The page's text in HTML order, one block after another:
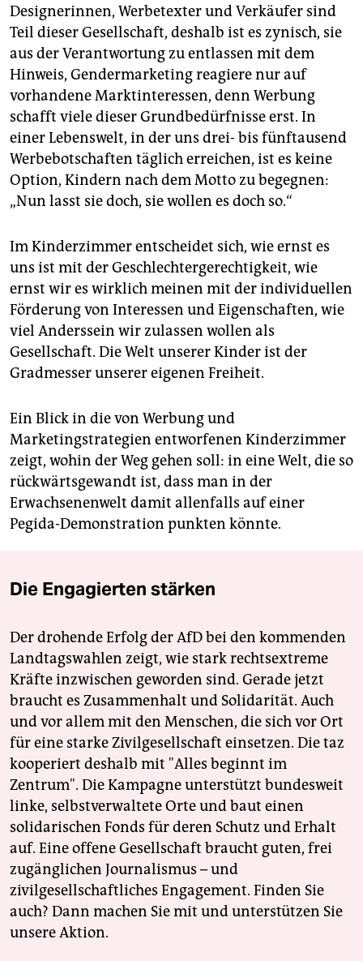
Designerinnen, Werbetexter und Verkäufer sind
Teil dieser Gesellschaft, deshalb ist es zynisch, sie
aus der Verantwortung zu entlassen mit dem
Hinweis, Gendermarketing reagiere nur auf
vorhandene Marktinteressen, denn Werbung
schafft viele dieser Grundbedürfnisse erst. In
einer Lebenswelt, in der uns drei- bis fünftausend
Werbebotschaften täglich erreichen, ist es keine
Option, Kindern nach dem Motto zu begegnen:
„Nun lasst sie doch, sie wollen es doch so.“
Im Kinderzimmer entscheidet sich, wie ernst es
uns ist mit der Geschlechtergerechtigkeit, wie
ernst wir es wirklich meinen mit der individuellen
Förderung von Interessen und Eigenschaften, wie
viel Anderssein wir zulassen wollen als
Gesellschaft. Die Welt unserer Kinder ist der
Gradmesser unserer eigenen Freiheit.
Ein Blick in die von Werbung und
Marketingstrategien entworfenen Kinderzimmer
zeigt, wohin der Weg gehen soll: in eine Welt, die so
rückwärtsgewandt ist, dass man in der
Erwachsenenwelt damit allenfalls auf einer
Pegida-Demonstration punkten könnte.
Die Engagierten stärken
Der drohende Erfolg der AfD bei den kommenden
Landtagswahlen zeigt, wie stark rechtsextreme
Kräfte inzwischen geworden sind. Gerade jetzt
braucht es Zusammenhalt und Solidarität. Auch
und vor allem mit den Menschen, die sich vor Ort
für eine starke Zivilgesellschaft einsetzen. Die taz
kooperiert deshalb mit "Alles beginnt im
Zentrum". Die Kampagne unterstützt bundesweit
linke, selbstverwaltete Orte und baut einen
solidarischen Fonds für deren Schutz und Erhalt
auf. Eine offene Gesellschaft braucht guten, frei
zugänglichen Journalismus – und
zivilgesellschaftliches Engagement. Finden Sie
auch? Dann machen Sie mit und unterstützen Sie
unsere Aktion.